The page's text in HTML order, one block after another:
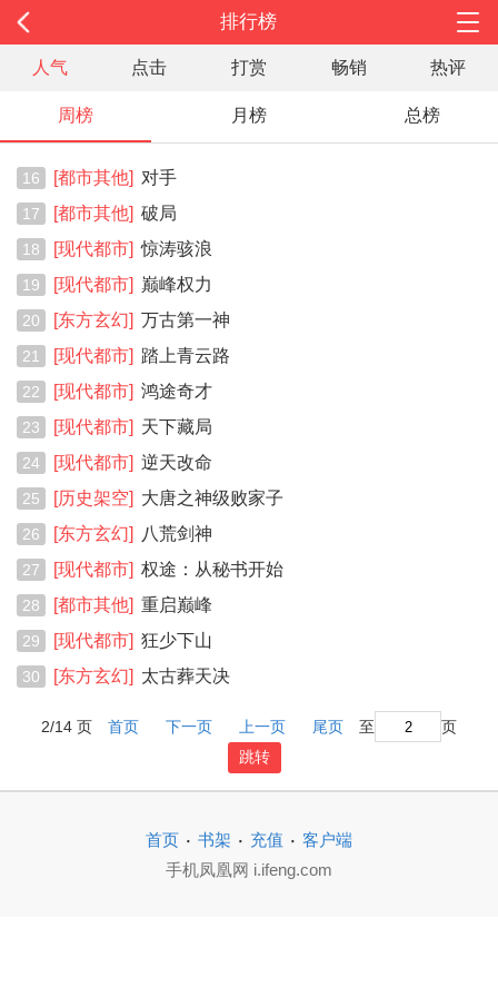
排行榜
人气 点击 打赏 畅销 热评
周榜 月榜 总榜
16 [都市其他] 对手
17 [都市其他] 破局
18 [现代都市] 惊涛骇浪
19 [现代都市] 巅峰权力
20 [东方玄幻] 万古第一神
21 [现代都市] 踏上青云路
22 [现代都市] 鸿途奇才
23 [现代都市] 天下藏局
24 [现代都市] 逆天改命
25 [历史架空] 大唐之神级败家子
26 [东方玄幻] 八荒剑神
27 [现代都市] 权途：从秘书开始
28 [都市其他] 重启巅峰
29 [现代都市] 狂少下山
30 [东方玄幻] 太古葬天决
2/14 页 首页 下一页 上一页 尾页 至
页
跳转
首页 · 书架 · 充值 · 客户端
手机凤凰网 i.ifeng.com